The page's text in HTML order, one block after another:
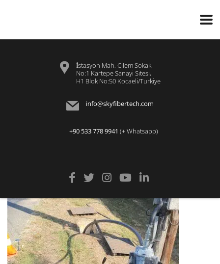
İstasyon Mah, Cilem Sokak,
No:1 Kartepe Sanayi Sitesi,
H1 Blok No:50 Kocaeli/Turkiye
info@skyfibertech.com
+90 533 778 9941 (+ Whatsapp)